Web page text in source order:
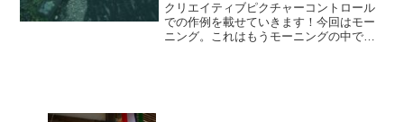
クリエイティブピクチャーコントロール
での作例を載せていきます！今回はモー
ニング。これはもうモーニングの中でも